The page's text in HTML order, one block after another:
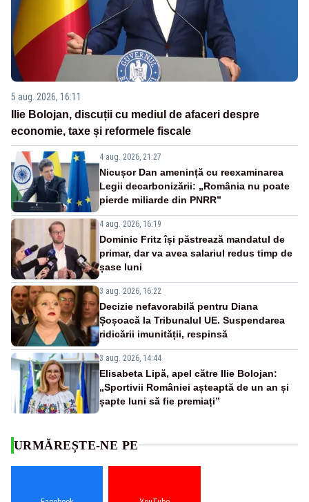
5 aug. 2026, 16:11
Ilie Bolojan, discuții cu mediul de afaceri despre
economie, taxe și reformele fiscale
4 aug. 2026, 21:27
Nicușor Dan amenință cu reexaminarea
Legii decarbonizării: „România nu poate
pierde miliarde din PNRR”
4 aug. 2026, 16:19
Dominic Fritz își păstrează mandatul de
primar, dar va avea salariul redus timp de
șase luni
3 aug. 2026, 16:22
Decizie nefavorabilă pentru Diana
Șoșoacă la Tribunalul UE. Suspendarea
ridicării imunității, respinsă
3 aug. 2026, 14:44
Elisabeta Lipă, apel către Ilie Bolojan:
„Sportivii României așteaptă de un an și
șapte luni să fie premiați”
URMĂREȘTE-NE PE